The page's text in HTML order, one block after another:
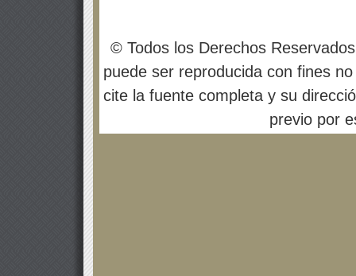
© Todos los Derechos
puede ser reproducida con fines
cite la fuente completa y su
previo por